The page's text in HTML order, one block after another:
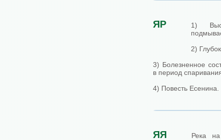
ЯР
1)
2)
3) Болезненное
в период
4) Повесть Есенина.
ЯЯ
Река